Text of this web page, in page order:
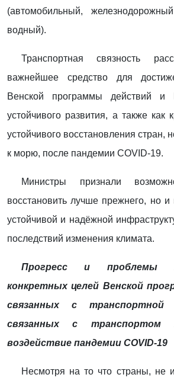
(автомобильный,
водный).
Транспортная связность
важнейшее средство для
Венской программы действий и
устойчивого развития, а также как
устойчивого восстановления
к морю, после пандемии COVID-19.
Министры признали
восстановить лучше прежнего, но и
устойчивой и надёжной
последствий изменения климата.
Прогресс и проблемы
конкретных целей Венской
связанных с транспортной
связанных с
воздействие пандемии COVID-19
Несмотря на то что страны, не